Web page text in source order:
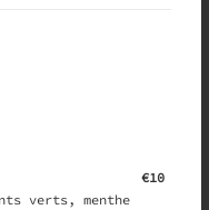
verts, menthe
€10